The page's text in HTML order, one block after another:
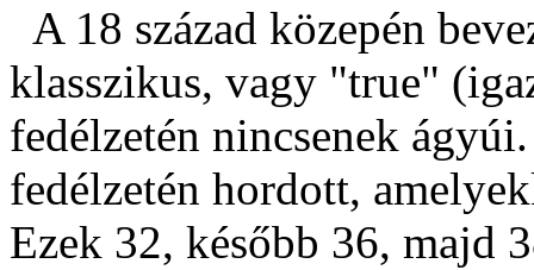
A 18 század közepén
klasszikus, vagy "true"
fedélzetén nincsenek
fedélzetén hordott,
Ezek 32, később 36, majd